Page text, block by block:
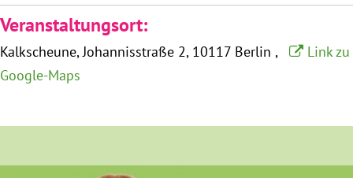
Twitter
YouTube
Veranstaltungsort:
Kalkscheune Johannisstraße 2 10117 Berlin
Link zu
Google-Maps